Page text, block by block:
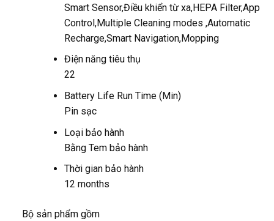
Smart Sensor,Điều khiển từ xa,HEPA Filter,App
Control,Multiple Cleaning modes ,Automatic
Recharge,Smart Navigation,Mopping
Điện năng tiêu thụ
22
Battery Life Run Time (Min)
Pin sạc
Loại bảo hành
Bằng Tem bảo hành
Thời gian bảo hành
12 months
Bộ sản phẩm gồm